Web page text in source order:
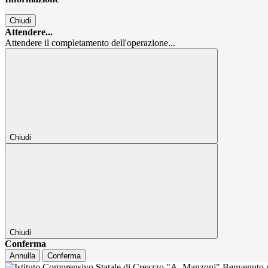
Chiudi
Attendere...
Attendere il completamento dell'operazione...
Chiudi
Chiudi
Conferma
Annulla Conferma